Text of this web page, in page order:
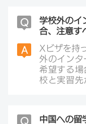
Q
学校外のイ
合、注意す
A
Xビザを持
外のイン
希望する
校と実習
を注記し
中国への留